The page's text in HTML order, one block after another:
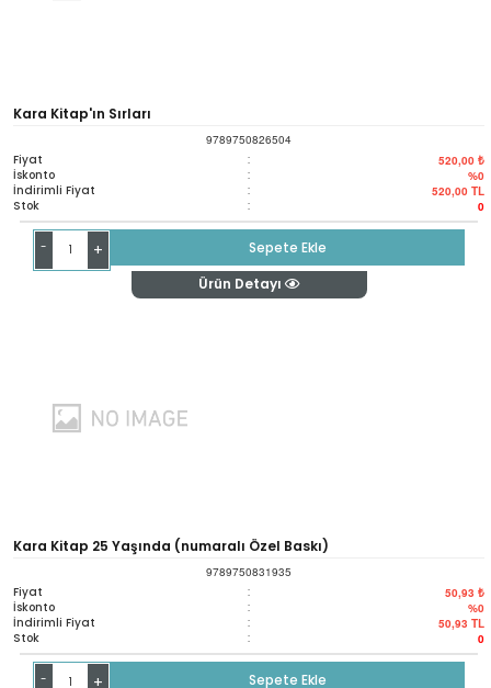
Kara Kitap'ın Sırları
9789750826504
Fiyat : 520,00 ₺
İskonto : %0
İndirimli Fiyat : 520,00 TL
Stok : 0
- +
Sepete Ekle
Ürün Detayı
Kara Kitap 25 Yaşında (numaralı Özel Baskı)
9789750831935
Fiyat : 50,93 ₺
İskonto : %0
İndirimli Fiyat : 50,93 TL
Stok : 0
- + Sepete Ekle